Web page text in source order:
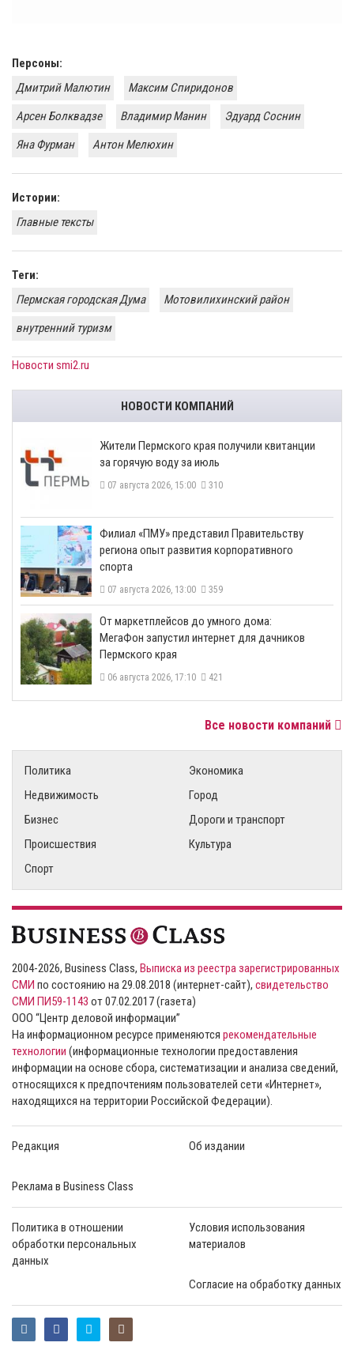
Персоны:
Дмитрий Малютин
Максим Спиридонов
Арсен Болквадзе
Владимир Манин
Эдуард ​Соснин
​Яна Фурман
​Антон Мелюхин
Истории:
Главные тексты
Теги:
Пермская городская Дума
Мотовилихинский район
внутренний туризм
Новости smi2.ru
НОВОСТИ КОМПАНИЙ
​Жители Пермского края получили квитанции
за горячую воду за июль
07 августа 2026, 15:00 310
​Филиал «ПМУ» представил Правительству
региона опыт развития корпоративного
спорта
07 августа 2026, 13:00 359
От маркетплейсов до умного дома:
МегаФон запустил интернет для дачников
Пермского края
06 августа 2026, 17:10 421
Все новости компаний
Политика
Экономика
Недвижимость
Город
Бизнес
Дороги и транспорт
Происшествия
Культура
Спорт
2004-2026, Business Class, Выписка из реестра зарегистрированных
СМИ по состоянию на 29.08.2018 (интернет-сайт), свидетельство
СМИ ПИ59-1143 от 07.02.2017 (газета)
ООО “Центр деловой информации”
На информационном ресурсе применяются рекомендательные
технологии (информационные технологии предоставления
информации на основе сбора, систематизации и анализа сведений,
относящихся к предпочтениям пользователей сети «Интернет»,
находящихся на территории Российской Федерации).
Редакция Об издании
Реклама в Business Class
Политика в отношении
обработки персональных
данных
Условия использования
материалов
Согласие на обработку данных